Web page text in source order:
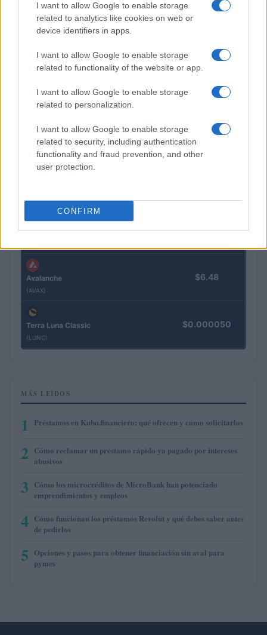
I want to allow Google to enable storage
related to analytics like cookies on web or
device identifiers in apps.
I want to allow Google to enable storage
related to functionality of the website or app.
I want to allow Google to enable storage
related to personalization.
I want to allow Google to enable storage
related to security, including authentication
functionality and fraud prevention, and other
user protection.
CONFIRM
(BTC)
(ETH)
BNB
(BNB)
$606.26
$1.04
Cardano $0.197
Avalanche
(AVAX)
$6.48
Terra Luna Classic
(LUNC)
$0.000050
MÁS LEÍDOS
1 Préstamos en Kubo.financiero: qué ofrecen y cómo solicitarlos
2 Cómo reclamar un préstamo rápido ya pagado por intereses
abusivos
3 Cómo los microcréditos de MicroBank han potenciado
emprendimientos y empleos
4 Cómo funcionan los préstamos Revolut y qué debes saber antes
de pedirlos
5 Opciones y pasos para obtener financiación sin aval para
pymes